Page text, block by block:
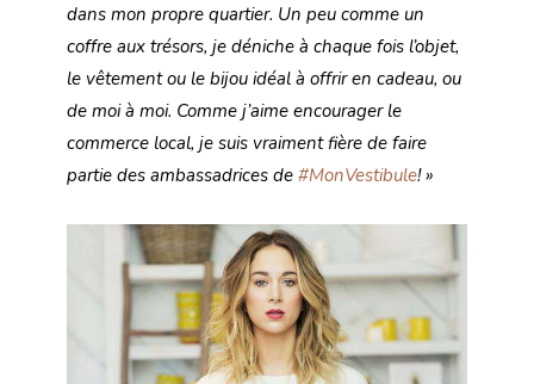
dans mon propre quartier. Un peu comme un
coffre aux trésors, je déniche à chaque fois l’objet,
le vêtement ou le bijou idéal à offrir en cadeau, ou
de moi à moi. Comme j’aime encourager le
commerce local, je suis vraiment fière de faire
partie des ambassadrices de #MonVestibule! »